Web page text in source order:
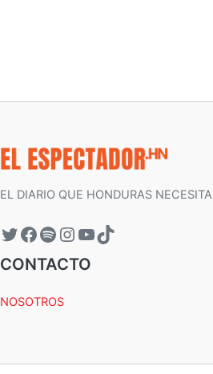
EL DIARIO QUE HONDURAS NECESITA
CONTACTO
NOSOTROS